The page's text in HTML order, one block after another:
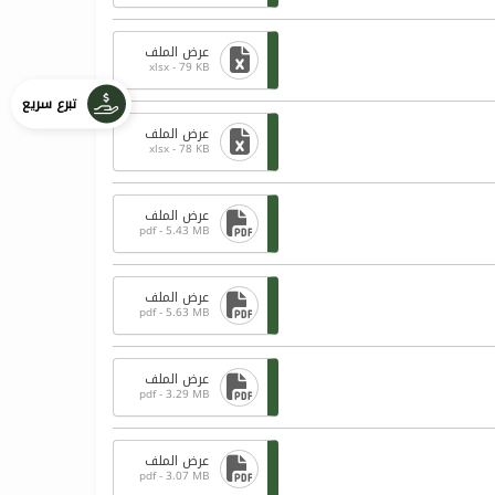
عرض الملف
xlsx - 79 KB
عرض الملف
xlsx - 78 KB
عرض الملف
pdf - 5.43 MB
عرض الملف
pdf - 5.63 MB
عرض الملف
pdf - 3.29 MB
عرض الملف
pdf - 3.07 MB
تبرع سريع